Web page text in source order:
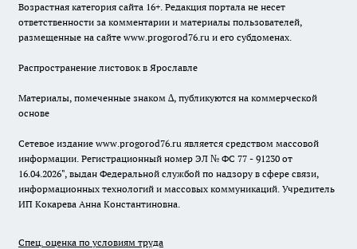
Возрастная категория сайта 16+. Редакция портала не несет
ответственности за комментарии и материалы пользователей,
размещенные на сайте www.progorod76.ru и его субдоменах.
Распространение листовок в Ярославле
Материалы, помеченные знаком ∆, публикуются на коммерческой
основе
Сетевое издание www.progorod76.ru является средством массовой
информации. Регистрационный номер ЭЛ № ФС 77 - 91230 от
16.04.2026", выдан Федеральной службой по надзору в сфере связи,
информационных технологий и массовых коммуникаций. Учредитель
ИП Кокарева Анна Константиновна.
Спец. оценка по условиям труда